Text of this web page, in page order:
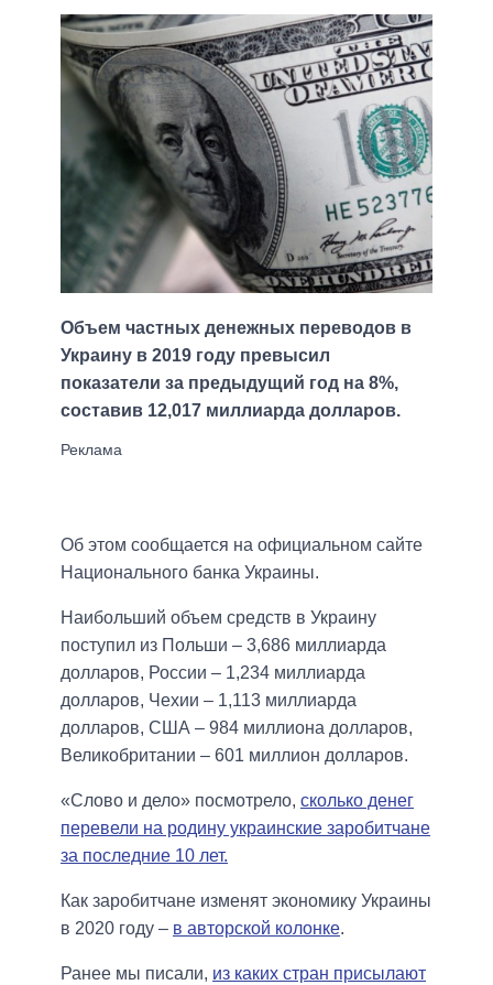
Объем частных денежных переводов в
Украину в 2019 году превысил
показатели за предыдущий год на 8%,
составив 12,017 миллиарда долларов.
Об этом сообщается на официальном сайте
Национального банка Украины.
Наибольший объем средств в Украину
поступил из Польши – 3,686 миллиарда
долларов, России – 1,234 миллиарда
долларов, Чехии – 1,113 миллиарда
долларов, США – 984 миллиона долларов,
Великобритании – 601 миллион долларов.
«Слово и дело» посмотрело, сколько денег
перевели на родину украинские заробитчане
за последние 10 лет.
Как заробитчане изменят экономику Украины
в 2020 году – в авторской колонке.
Ранее мы писали, из каких стран присылают